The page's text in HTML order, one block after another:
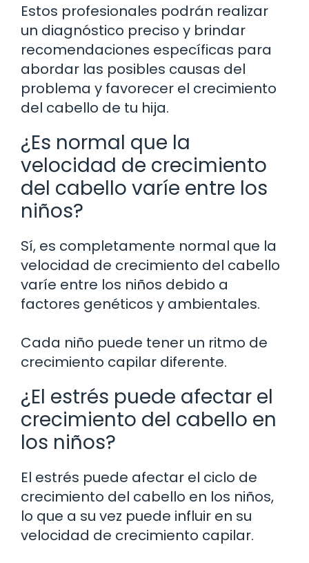
Estos profesionales podrán realizar
un diagnóstico preciso y brindar
recomendaciones específicas para
abordar las posibles causas del
problema y favorecer el crecimiento
del cabello de tu hija.
¿Es normal que la
velocidad de crecimiento
del cabello varíe entre los
niños?
Sí, es completamente normal que la
velocidad de crecimiento del cabello
varíe entre los niños debido a
factores genéticos y ambientales.
Cada niño puede tener un ritmo de
crecimiento capilar diferente.
¿El estrés puede afectar el
crecimiento del cabello en
los niños?
El estrés puede afectar el ciclo de
crecimiento del cabello en los niños,
lo que a su vez puede influir en su
velocidad de crecimiento capilar.